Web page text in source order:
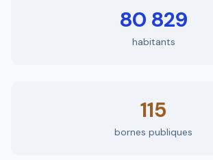
80 829
habitants
115
bornes publiques